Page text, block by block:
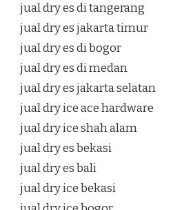
jual dry es di tangerang
jual dry es jakarta timur
jual dry es di bogor
jual dry es di medan
jual dry es jakarta selatan
jual dry ice ace hardware
jual dry ice shah alam
jual dry es bekasi
jual dry es bali
jual dry ice bekasi